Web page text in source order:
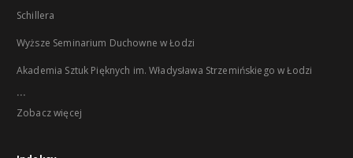
Schillera
Wyższe Seminarium Duchowne w Łodzi
Akademia Sztuk Pięknych im. Władysława Strzemińskiego w Łodzi
...
Zobacz więcej